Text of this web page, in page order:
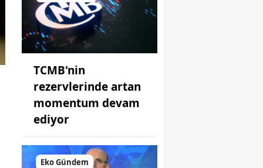
TCMB'nin
rezervlerinde artan
momentum devam
ediyor
Eko Gündem